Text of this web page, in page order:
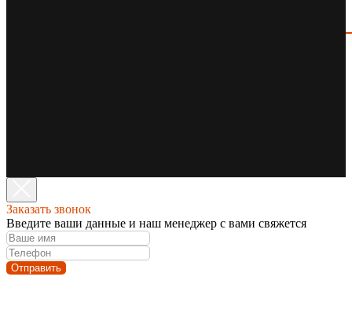
Заказать звонок
Введите ваши данные и наш менеджер с вами свяжется
Отправить